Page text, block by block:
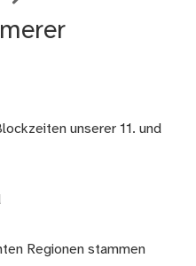
unserer 11. und
Regionen stammen